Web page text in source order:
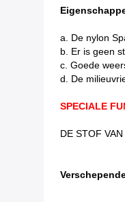
a. De nylon
b. Er is geen
c. Goede
d. De
SPECIALE
DE STOF